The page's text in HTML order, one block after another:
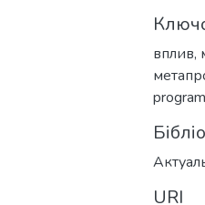
вплив,
program
URI